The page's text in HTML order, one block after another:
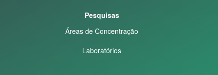
Pesquisas
Áreas de Concentração
Laboratórios